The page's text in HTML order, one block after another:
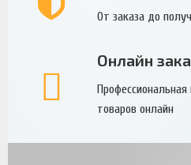
От заказа до
Онлайн
товаров онлайн